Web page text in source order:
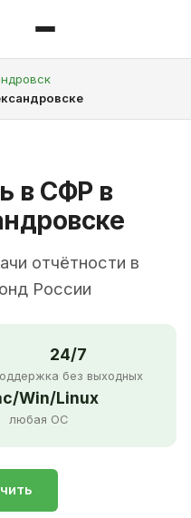
в СФР в
отчётности в
России
24/7
без выходных
Win/Linux
любая ОС